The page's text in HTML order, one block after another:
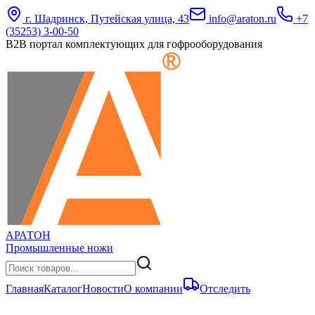
г. Шадринск, Путейская улица, 43 info@araton.ru
+7
(35253) 3-00-50
B2B портал комплектующих для гофрооборудования
АРАТОН
Промышленные ножи
ГлавнаяКаталогНовостиО компании Отследить